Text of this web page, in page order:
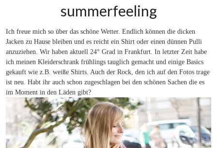
summerfeeling
Ich freue mich so über das schöne Wetter. Endlich können die dicken
Jacken zu Hause bleiben und es reicht ein Shirt oder einen dünnen Pulli
anzuziehen. Wir haben aktuell 24° Grad in Frankfurt. In letzter Zeit habe
ich meinen Kleiderschrank frühlings tauglich gemacht und einige Basics
gekauft wie z.B. weiße Shirts. Auch der Rock, den ich auf den Fotos trage
ist neu. Habt ihr auch schon zugeschlagen bei den schönen Sachen die es
im Moment in den Läden gibt?